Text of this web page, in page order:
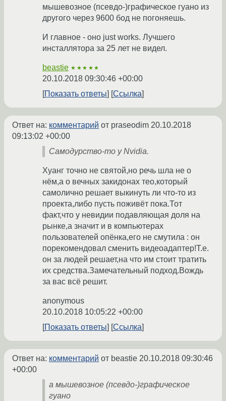
мышевозное (псевдо-)графическое гуано из
другого через 9600 бод не погоняешь.
И главное - оно just works. Лучшего
инсталлятора за 25 лет не видел.
beastie ★★★★★
20.10.2018 09:30:46 +00:00
Показать ответы
Ссылка
Ответ на: комментарий от praseodim 20.10.2018
09:13:02 +00:00
Самодурство-то у Nvidia.
Хуанг точно не святой,но речь шла не о
нём,а о вечных закидонах тео,который
самолично решает выкинуть ли что-то из
проекта,либо пусть поживёт пока.Тот
факт,что у невидии подавляющая доля на
рынке,а значит и в компьютерах
пользователей опёнка,его не смутила : он
порекомендовал сменить видеоадаптер!Т.е.
он за людей решает,на что им стоит тратить
их средства.Замечательный подход.Вождь
за вас всё решит.
anonymous
20.10.2018 10:05:22 +00:00
Показать ответы
Ссылка
Ответ на: комментарий от beastie 20.10.2018 09:30:46
+00:00
а мышевозное (псевдо-)графическое
гуано